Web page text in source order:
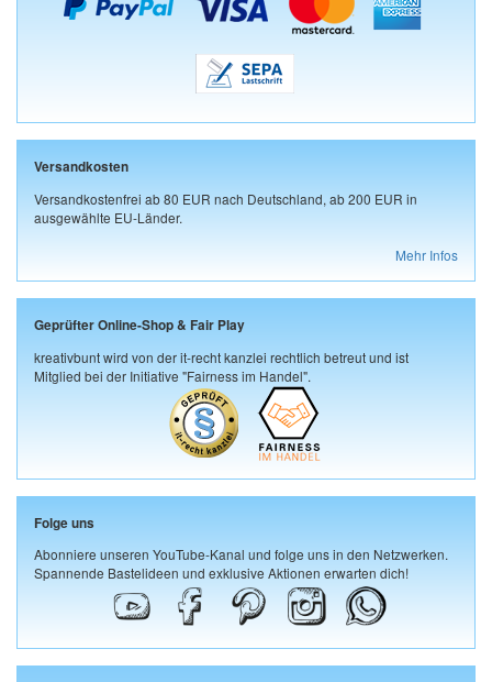
Versandkosten
Versandkostenfrei ab 80 EUR nach Deutschland, ab 200 EUR in
ausgewählte EU-Länder.
Mehr Infos
Geprüfter Online-Shop & Fair Play
kreativbunt wird von der it-recht kanzlei rechtlich betreut und ist
Mitglied bei der Initiative "Fairness im Handel".
Folge uns
Abonniere unseren YouTube-Kanal und folge uns in den Netzwerken.
Spannende Bastelideen und exklusive Aktionen erwarten dich!